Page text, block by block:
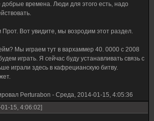
добрые времена. Люди для этого есть, надо
Вот увидите, мы возродим этот раздел.
Мы играем тут в вархаммер 40. 0000 с 2008
играть. Я сейчас буду устанавливать связь с
играли здесь в кафрецианскую битву.
Perturabon - Среда, 2014-01-15, 4:05:36
01-15, 4:06:02]